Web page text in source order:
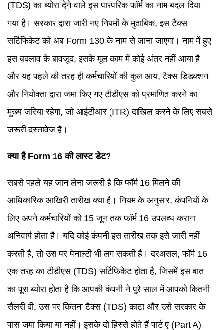
(TDS) का ब्योरा देने वाले इस पारंपरिक फॉर्म का नाम बदल दिया
गया है। सरकार द्वारा जारी नए नियमों के मुताबिक, इस टैक्स
सर्टिफिकेट को अब Form 130 के नाम से जाना जाएगा। नाम में हुए
इस बदलाव के बावजूद, इसके मूल काम में कोई अंतर नहीं आया है
और यह पहले की तरह ही कर्मचारियों की कुल आय, टैक्स डिडक्शन
और नियोक्ता द्वारा जमा किए गए टीडीएस को प्रमाणित करने का
मुख्य जरिया रहेगा, जो आईटीआर (ITR) दाखिल करने के लिए सबसे
जरूरी दस्तावेज है।
क्या है Form 16 की लास्ट डेट?
सबसे पहले यह जान लेना जरूरी है कि फॉर्म 16 मिलने की
आधिकारिक आखिरी तारीख क्या है। नियम के अनुसार, कंपनियों के
लिए अपने कर्मचारियों को 15 जून तक फॉर्म 16 उपलब्ध कराना
अनिवार्य होता है। यदि कोई कंपनी इस तारीख तक इसे जारी नहीं
करती है, तो उस पर पेनाल्टी भी लग सकती है। दरअसल, फॉर्म 16
एक तरह का टीडीएस (TDS) सर्टिफिकेट होता है, जिसमें इस बात
का पूरा ब्योरा होता है कि आपकी कंपनी ने पूरे साल में आपको कितनी
सैलरी दी, उस पर कितना टैक्स (TDS) काटा और उसे सरकार के
पास जमा किया या नहीं। इसके दो हिस्से होते हैं पार्ट ए (Part A)